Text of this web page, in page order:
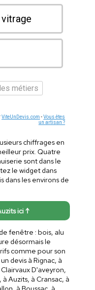
métiers
ViteUnDevis.com -Vous êtes
un artisan ?
chiffrages en
prix. Quatre
sont dans le
le widget dans
dans les environs de
ici ↑
fenêtre : bois, alu
désormais le
comme pour son
devis à Rignac, à
D'aveyron,
Auzits, à Cransac, à